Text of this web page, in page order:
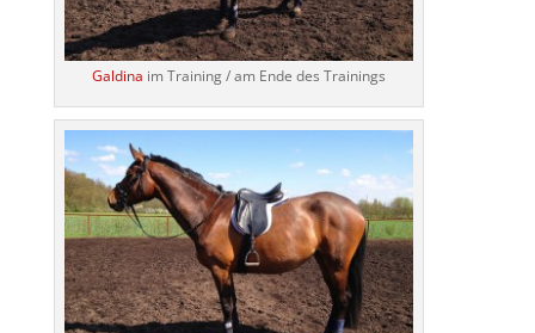
Galdina im Training / am Ende des Trainings